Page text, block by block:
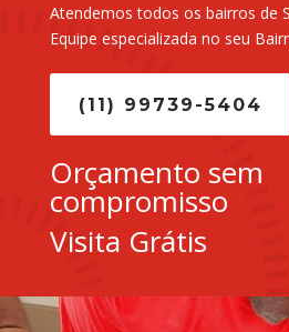
Atendemos todos os bairros de
Equipe especializada no seu
(11) 99739-5404
Orçamento sem
compromisso
Visita Grátis